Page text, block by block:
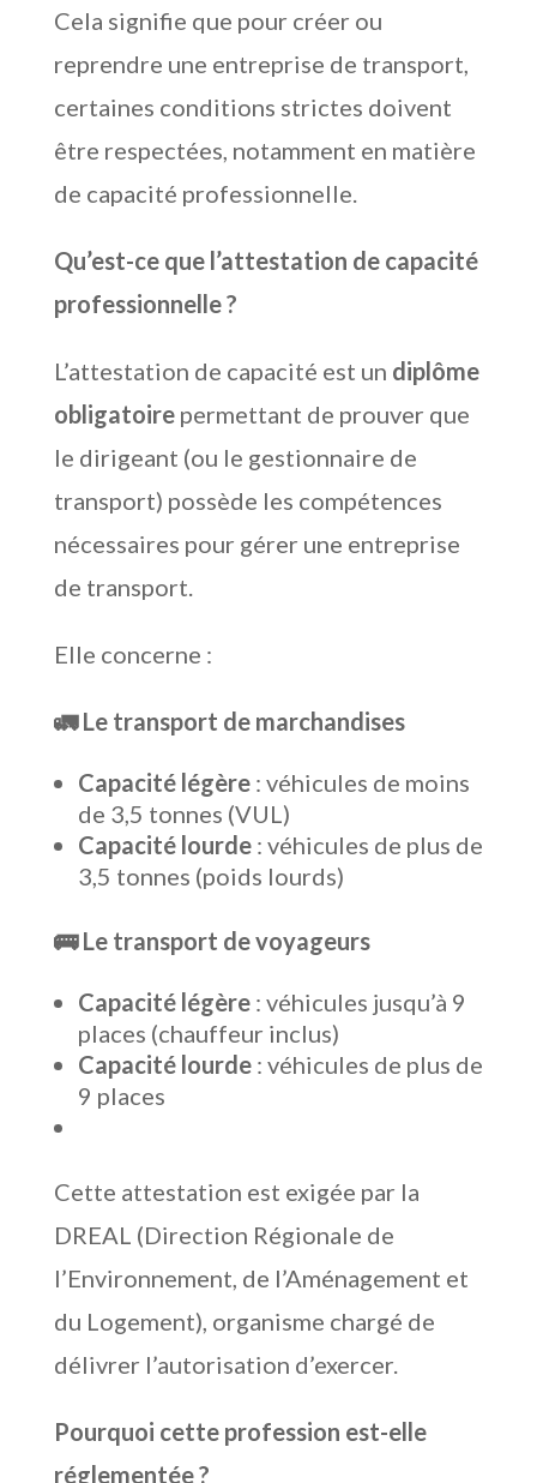
Cela signifie que pour créer ou
reprendre une entreprise de transport,
certaines conditions strictes doivent
être respectées, notamment en matière
de capacité professionnelle.
Qu’est-ce que l’attestation de capacité
professionnelle ?
L’attestation de capacité est un diplôme
obligatoirepermettant de prouver que
le dirigeant (ou le gestionnaire de
transport) possède les compétences
nécessaires pour gérer une entreprise
de transport.
Elle concerne :
🚛 Le transport de marchandises
Capacité légère: véhicules de moins
de 3,5 tonnes (VUL)
Capacité lourde: véhicules de plus de
3,5 tonnes (poids lourds)
🚌 Le transport de voyageurs
Capacité légère: véhicules jusqu’à 9
places (chauffeur inclus)
Capacité lourde: véhicules de plus de
9 places
Cette attestation est exigée par la
DREAL (Direction Régionale de
l’Environnement, de l’Aménagement et
du Logement), organisme chargé de
délivrer l’autorisation d’exercer.
Pourquoi cette profession est-elle
réglementée ?